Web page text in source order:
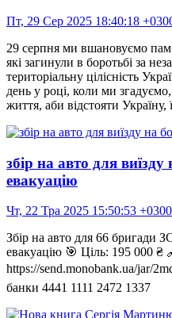
Пт, 29 Сер 2025 18:40:18
29 серпня ми вшановуємо
які загинули в боротьбі за
територіальну цілісність
день у році, коли ми
життя, аби відстояти Україну,
збір на авто для виїзду
евакуацію
Чт, 22 Тра 2025 15:50:53 +0300
Збір на авто для 66 бригади
евакуацію 🎯 Ціль: 195 000 ₴
https://send.monobank.ua/jar/
банки 4441 1111 2472 1337